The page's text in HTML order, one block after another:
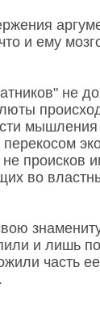
и ему
не
мышления
не происков
во
и лишь
часть